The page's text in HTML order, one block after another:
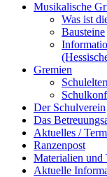
Musikalische
Was ist
Bausteine
Gremien
Der Schulverein
Das
Aktuelles /
Ranzenpost
Materialien und
Aktuelle